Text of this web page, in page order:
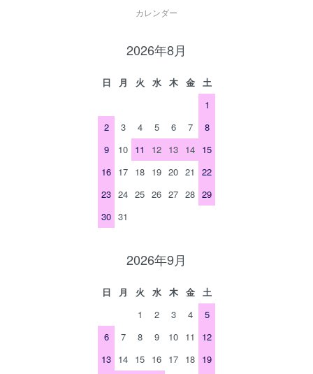
カレンダー
2026年8月
日 月 火 水 木 金
土
1
2
3 4 5 6 7
8
9
10 11 12 13 14 15
16 17 18 19 20 21
22
23 24 25 26 27 28 29
30 31
2026年9月
日 月 火 水 木 金
土
1
2 3 4
5
6
7 8 9 10 11
12
13 14 15 16 17 18 19